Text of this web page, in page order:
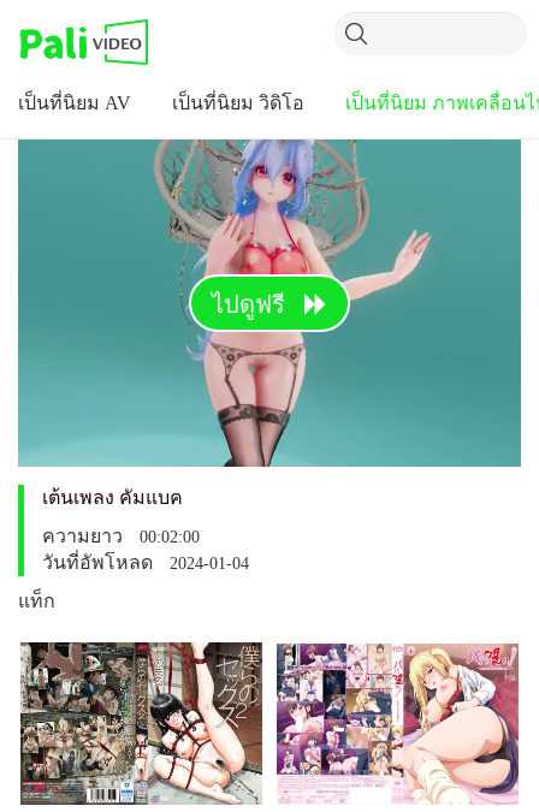
เป็นที่นิยม AV เป็นที่นิยม วิดิโอ เป็นที่นิยม ภาพเคลื่อน
ไปดูฟรี
เต้นเพลง คัมแบค
ความยาว
00:02:00
วันที่อัพโหลด 2024-01-04
แท็ก